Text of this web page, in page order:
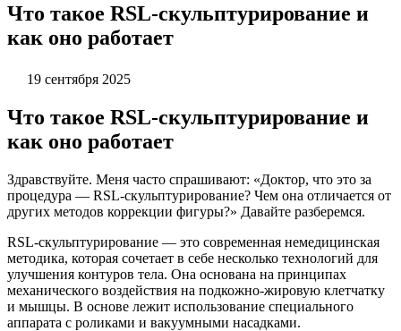
Что такое RSL-скульптурирование и
как оно работает
19 сентября 2025
Что такое RSL-скульптурирование и
как оно работает
Здравствуйте. Меня часто спрашивают: «Доктор, что это за
процедура — RSL-скульптурирование? Чем она отличается от
других методов коррекции фигуры?» Давайте разберемся.
RSL-скульптурирование — это современная немедицинская
методика, которая сочетает в себе несколько технологий для
улучшения контуров тела. Она основана на принципах
механического воздействия на подкожно-жировую клетчатку
и мышцы. В основе лежит использование специального
аппарата с роликами и вакуумными насадками.